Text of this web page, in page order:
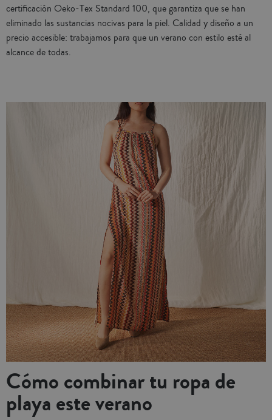
certificación Oeko-Tex Standard 100, que garantiza que se han
eliminado las sustancias nocivas para la piel. Calidad y diseño a un
precio accesible: trabajamos para que un verano con estilo esté al
alcance de todas.
Cómo combinar tu ropa de
playa este verano